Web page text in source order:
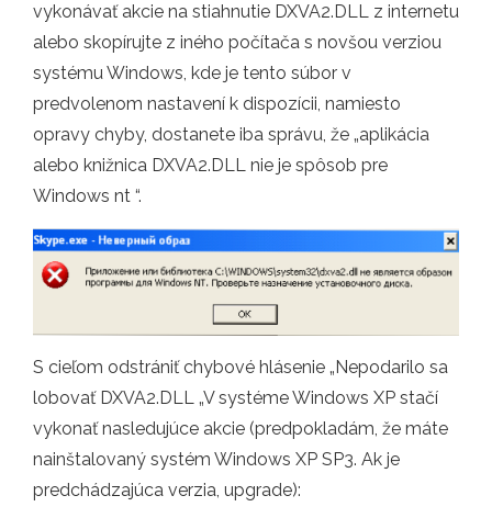
vykonávať akcie na stiahnutie DXVA2.DLL z internetu
alebo skopírujte z iného počítača s novšou verziou
systému Windows, kde je tento súbor v
predvolenom nastavení k dispozícii, namiesto
opravy chyby, dostanete iba správu, že „aplikácia
alebo knižnica DXVA2.DLL nie je spôsob pre
Windows nt “.
S cieľom odstrániť chybové hlásenie „Nepodarilo sa
lobovať DXVA2.DLL „V systéme Windows XP stačí
vykonať nasledujúce akcie (predpokladám, že máte
nainštalovaný systém Windows XP SP3. Ak je
predchádzajúca verzia, upgrade):